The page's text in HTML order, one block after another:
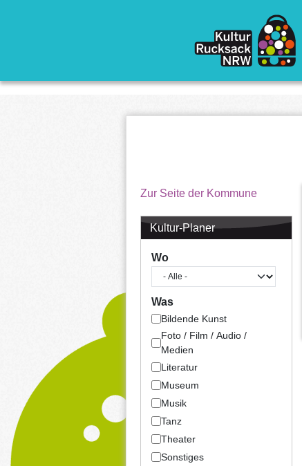
Zur Seite der Kommune
Kultur-Planer
Wo
Was
Bildende Kunst
Foto / Film / Audio /
Medien
Literatur
Museum
Musik
Tanz
Theater
Sonstiges